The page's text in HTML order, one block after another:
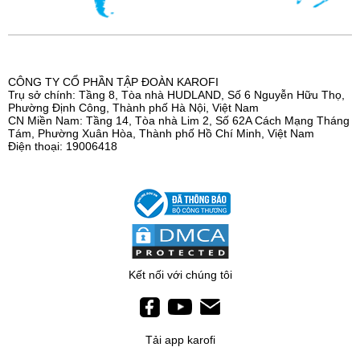
CÔNG TY CỔ PHẦN TẬP ĐOÀN KAROFI
Trụ sở chính: Tầng 8, Tòa nhà HUDLAND, Số 6 Nguyễn Hữu Thọ,
Phường Định Công, Thành phố Hà Nội, Việt Nam
CN Miền Nam: Tầng 14, Tòa nhà Lim 2, Số 62A Cách Mạng Tháng
Tám, Phường Xuân Hòa, Thành phố Hồ Chí Minh, Việt Nam
Điện thoại: 19006418
Kết nối với chúng tôi
Tải app karofi